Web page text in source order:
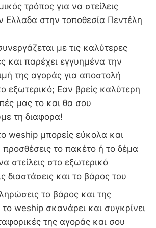
τρόπος για να στείλεις
Ελλαδα στην τοποθεσία Πεντέλη
με τις καλύτερες
και παρέχει εγγυημένα την
της αγοράς για αποστολή
εξωτερικό; Εαν βρείς καλύτερη
μας το και θα σου
τη διαφορα!
weship μπορείς εύκολα και
το πακέτο ή το δέμα
στείλεις στο εξωτερικό
διαστάσεις και το βάρος του
το βάρος και της
το weship σκανάρει και συγκρίνει
της αγοράς και σου